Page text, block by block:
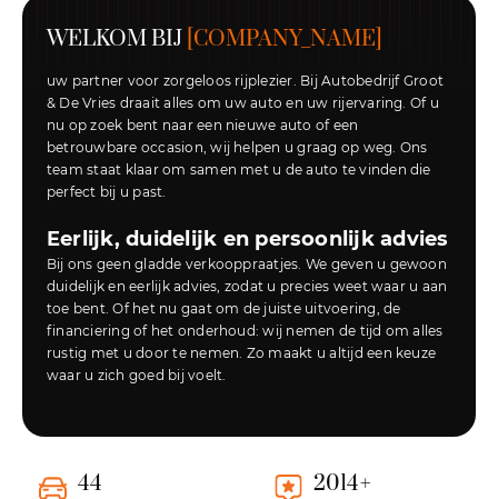
WELKOM BIJ [COMPANY_NAME]
uw partner voor zorgeloos rijplezier. Bij Autobedrijf Groot
& De Vries draait alles om uw auto en uw rijervaring. Of u
nu op zoek bent naar een nieuwe auto of een
betrouwbare occasion, wij helpen u graag op weg. Ons
team staat klaar om samen met u de auto te vinden die
perfect bij u past.
Eerlijk, duidelijk en persoonlijk advies
Bij ons geen gladde verkooppraatjes. We geven u gewoon
duidelijk en eerlijk advies, zodat u precies weet waar u aan
toe bent. Of het nu gaat om de juiste uitvoering, de
financiering of het onderhoud: wij nemen de tijd om alles
rustig met u door te nemen. Zo maakt u altijd een keuze
waar u zich goed bij voelt.
44 2014+